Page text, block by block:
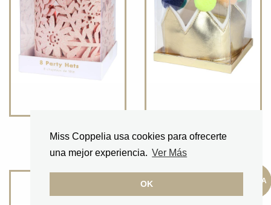
Miss Coppelia usa cookies para ofrecerte
una mejor experiencia. Ver Más
OK OFERTA